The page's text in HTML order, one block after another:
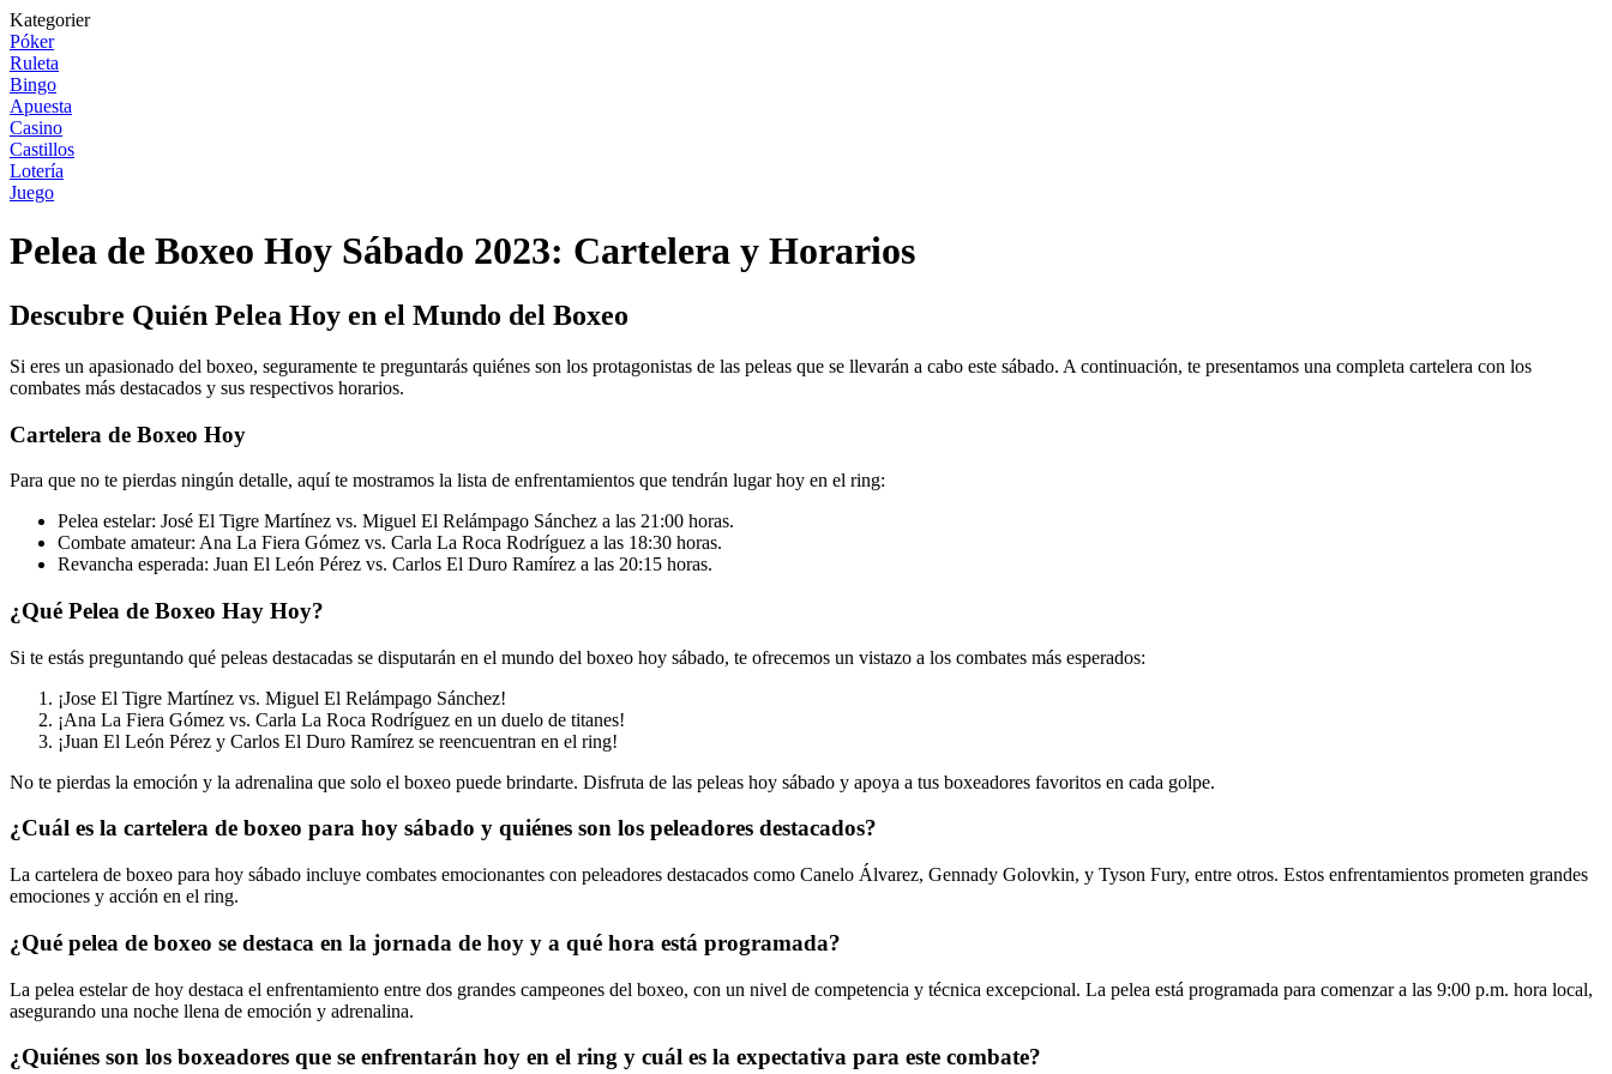
Kategorier
Póker
Ruleta
Bingo
Apuesta
Casino
Castillos
Lotería
Juego
Pelea de Boxeo Hoy Sábado 2023: Cartelera y Horarios
Descubre Quién Pelea Hoy en el Mundo del Boxeo
Si eres un apasionado del boxeo, seguramente te preguntarás quiénes son los protagonistas de las peleas que se llevarán a cabo este sábado. A continuación, te presentamos una completa cartelera con los
combates más destacados y sus respectivos horarios.
Cartelera de Boxeo Hoy
Para que no te pierdas ningún detalle, aquí te mostramos la lista de enfrentamientos que tendrán lugar hoy en el ring:
Pelea estelar: José El Tigre Martínez vs. Miguel El Relámpago Sánchez a las 21:00 horas.
Combate amateur: Ana La Fiera Gómez vs. Carla La Roca Rodríguez a las 18:30 horas.
Revancha esperada: Juan El León Pérez vs. Carlos El Duro Ramírez a las 20:15 horas.
¿Qué Pelea de Boxeo Hay Hoy?
Si te estás preguntando qué peleas destacadas se disputarán en el mundo del boxeo hoy sábado, te ofrecemos un vistazo a los combates más esperados:
¡Jose El Tigre Martínez vs. Miguel El Relámpago Sánchez!
¡Ana La Fiera Gómez vs. Carla La Roca Rodríguez en un duelo de titanes!
¡Juan El León Pérez y Carlos El Duro Ramírez se reencuentran en el ring!
No te pierdas la emoción y la adrenalina que solo el boxeo puede brindarte. Disfruta de las peleas hoy sábado y apoya a tus boxeadores favoritos en cada golpe.
¿Cuál es la cartelera de boxeo para hoy sábado y quiénes son los peleadores destacados?
La cartelera de boxeo para hoy sábado incluye combates emocionantes con peleadores destacados como Canelo Álvarez, Gennady Golovkin, y Tyson Fury, entre otros. Estos enfrentamientos prometen grandes
emociones y acción en el ring.
¿Qué pelea de boxeo se destaca en la jornada de hoy y a qué hora está programada?
La pelea estelar de hoy destaca el enfrentamiento entre dos grandes campeones del boxeo, con un nivel de competencia y técnica excepcional. La pelea está programada para comenzar a las 9:00 p.m. hora local,
asegurando una noche llena de emoción y adrenalina.
¿Quiénes son los boxeadores que se enfrentarán hoy en el ring y cuál es la expectativa para este combate?